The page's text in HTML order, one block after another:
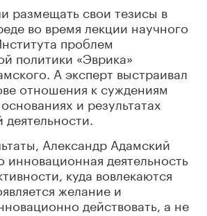
размещать свои тезисы в
во время лекции научного
проблем
политики «Эврика»
А эксперт выстраивал
отношения к суждениям
и результатах
Александр Адамский
инновационная деятельность
куда вовлекаются
желание и
действовать, а не